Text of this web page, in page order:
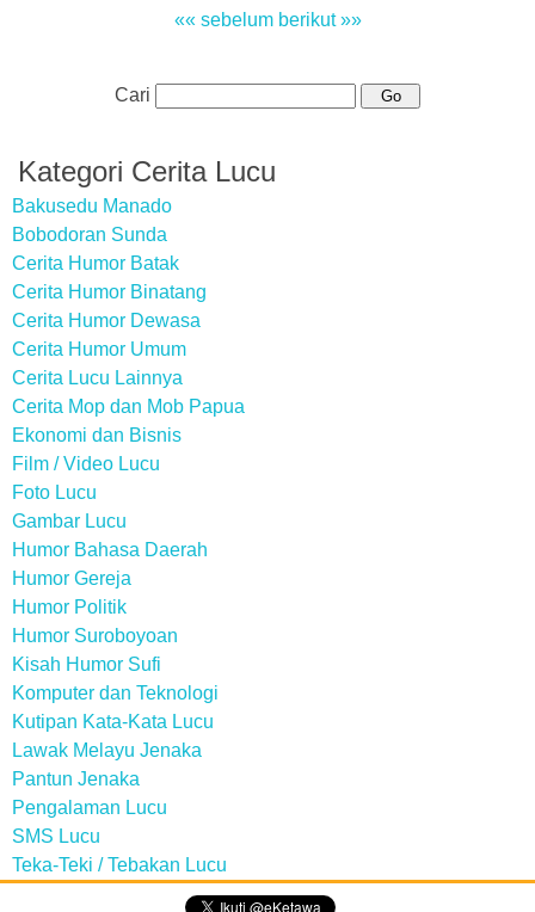
«« sebelum berikut »»
Cari
Kategori Cerita Lucu
Bakusedu Manado
Bobodoran Sunda
Cerita Humor Batak
Cerita Humor Binatang
Cerita Humor Dewasa
Cerita Humor Umum
Cerita Lucu Lainnya
Cerita Mop dan Mob Papua
Ekonomi dan Bisnis
Film / Video Lucu
Foto Lucu
Gambar Lucu
Humor Bahasa Daerah
Humor Gereja
Humor Politik
Humor Suroboyoan
Kisah Humor Sufi
Komputer dan Teknologi
Kutipan Kata-Kata Lucu
Lawak Melayu Jenaka
Pantun Jenaka
Pengalaman Lucu
SMS Lucu
Teka-Teki / Tebakan Lucu